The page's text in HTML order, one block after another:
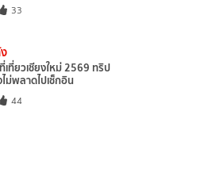
33
เที่ยวเชียงใหม่ 2569 ทริป
ม่พลาดไปเช็กอิน
44